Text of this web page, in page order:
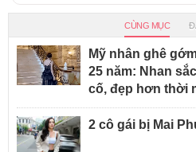
CÙNG MỤC
Mỹ nhân ghê
25 năm: Nhan
cố, đẹp hơn thời
2 cô gái bị Mai